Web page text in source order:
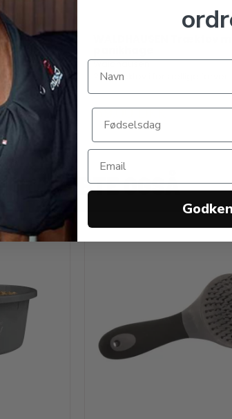
Waldhausen
2 m træktov i forskellige farver.
69,00 DKK
KØBTE OGSÅ